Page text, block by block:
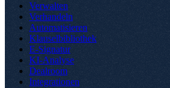
Verwalten
Verhandeln
Automatisieren
Klauselbibliothek
E-Signatur
KI-Analyse
Dealroom
Integrationen